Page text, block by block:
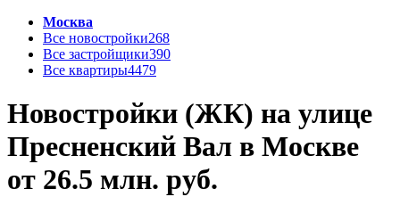
Москва
Все новостройки268
Все застройщики390
Все квартиры4479
Новостройки (ЖК) на улице
Пресненский Вал в Москве
от 26.5 млн. руб.